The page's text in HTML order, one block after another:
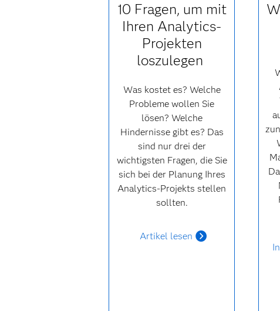
10 Fragen, um mit
Ihren Analytics-
Projekten
loszulegen
Was kostet es? Welche
Probleme wollen Sie
lösen? Welche
Hindernisse gibt es? Das
sind nur drei der
wichtigsten Fragen, die Sie
sich bei der Planung Ihres
Analytics-Projekts stellen
sollten.
Artikel lesen